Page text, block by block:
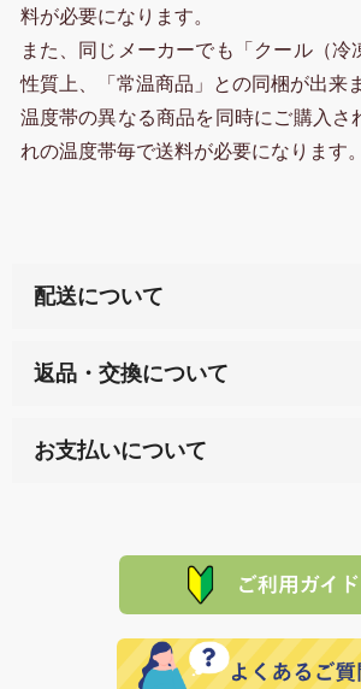
料が必要になります。
また、同じメーカーでも「クール（冷
性質上、「常温商品」との同梱が出来
温度帯の異なる商品を同時にご購入さ
れの温度帯毎で送料が必要になります。
配送について
天ペイ」の方はご注文受付後）、 長
サイト内で購入された商品の送料は、
れの生産メーカーからお客様の元へ
で、 それぞれ個別に送料が必要にな
返品・交換について
または配送途中の 事故などで不都合
品代金を返金いたします。）
その際は誠に申し訳ありませんが、
願いいたします。
お支払いについて
た場合、お客様からの ご入金を確認
※「クレジットカード」「PayPay」
定された場合は、準備出来次第の便